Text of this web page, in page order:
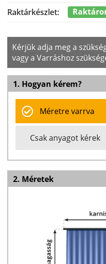
Raktárkészlet:
Kérjük adja meg a
vagy a Varráshoz
1. Hogyan kérem?
Méretre varrva
Csak anyagot kérek
2. Méretek